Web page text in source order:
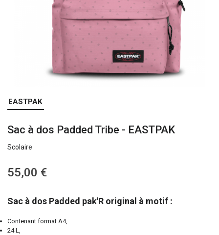
Skip
to
beginning
the
gallery
EASTPAK
Sac à dos Padded Tribe - EASTPAK
Scolaire
55,00 €
Sac à dos Padded pak'R original à motif :
Contenant format A4,
24 L,